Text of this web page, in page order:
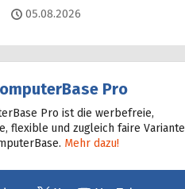
Kommentare
05.08.2026
Pro
Pro ist die werbefreie,
flexible und zugleich faire Variante
Mehr dazu!